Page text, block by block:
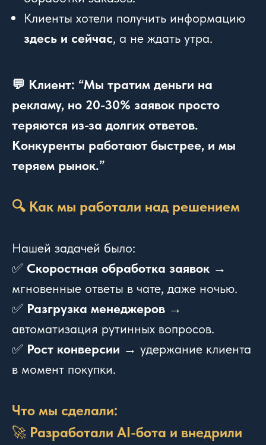
Клиенты хотели получить информацию
здесь и сейчас, а не ждать утра.
💬 Клиент: “Мы тратим деньги на
рекламу, но 20-30% заявок просто
теряются из-за долгих ответов.
Конкуренты работают быстрее, и мы
теряем рынок.”
🔍 Как мы работали над решением
Нашей задачей было:
✅ Скоростная обработка заявок →
мгновенные ответы в чате, даже ночью.
✅ Разгрузка менеджеров →
автоматизация рутинных вопросов.
✅ Рост конверсии → удержание клиента
в момент покупки.
Что мы сделали:
🚀 Разработали AI-бота и внедрили